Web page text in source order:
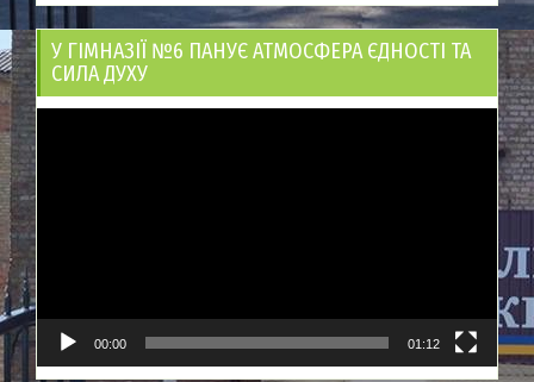
У ГІМНАЗІЇ №6 ПАНУЄ АТМОСФЕРА ЄДНОСТІ ТА
СИЛА ДУХУ
00:00 01:12